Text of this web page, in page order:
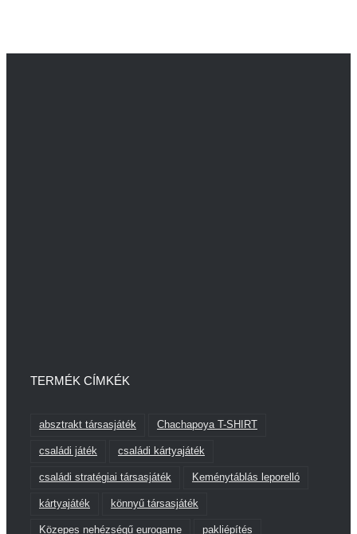
TERMÉK CÍMKÉK
absztrakt társasjáték Chachapoya T-SHIRT
családi játék családi kártyajáték
családi stratégiai társasjáték Keménytáblás leporelló
kártyajáték könnyű társasjáték
Közepes nehézségű eurogame pakliépítés